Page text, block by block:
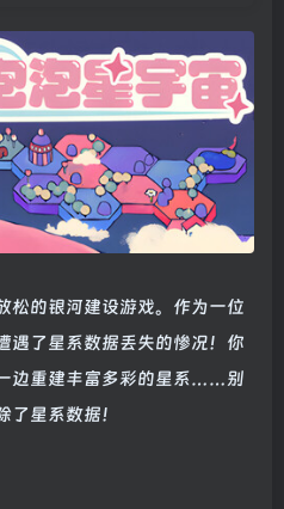
松的银河建设游戏。作为一位
遇了星系数据丢失的惨况！你
边重建丰富多彩的星系……别
星系数据！